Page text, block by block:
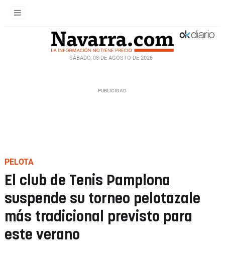
SÁBADO, 08 DE AGOSTO DE 2026
PELOTA
El club de Tenis Pamplona
suspende su torneo pelotazale
más tradicional previsto para
este verano